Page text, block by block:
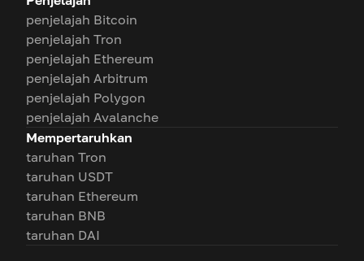
penjelajah Bitcoin
penjelajah Tron
penjelajah Ethereum
penjelajah Arbitrum
penjelajah Polygon
penjelajah Avalanche
Mempertaruhkan
taruhan Tron
taruhan USDT
taruhan Ethereum
taruhan BNB
taruhan DAI